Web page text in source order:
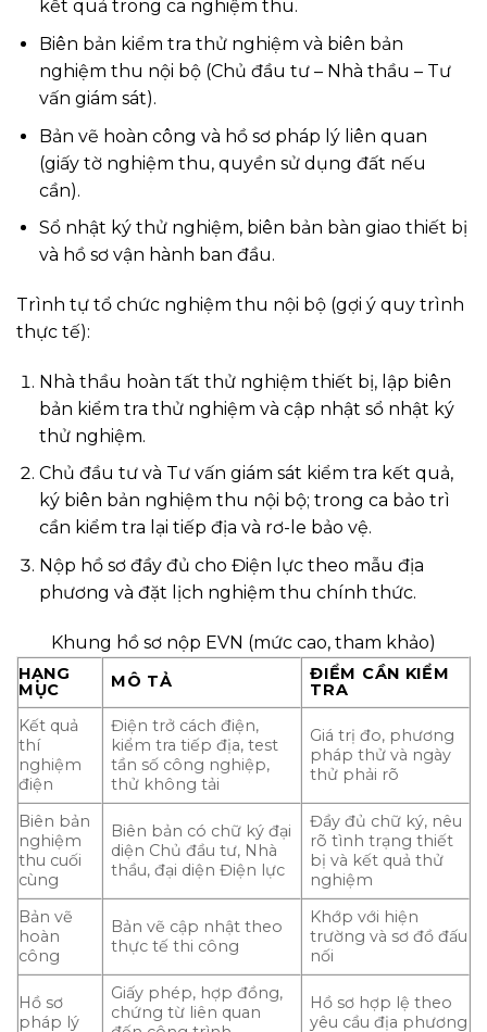
kết quả trong ca nghiệm thu.
Biên bản kiểm tra thử nghiệm và biên bản
nghiệm thu nội bộ (Chủ đầu tư – Nhà thầu – Tư
vấn giám sát).
Bản vẽ hoàn công và hồ sơ pháp lý liên quan
(giấy tờ nghiệm thu, quyền sử dụng đất nếu
cần).
Sổ nhật ký thử nghiệm, biên bản bàn giao thiết bị
và hồ sơ vận hành ban đầu.
Trình tự tổ chức nghiệm thu nội bộ (gợi ý quy trình
thực tế):
Nhà thầu hoàn tất thử nghiệm thiết bị, lập biên
bản kiểm tra thử nghiệm và cập nhật sổ nhật ký
thử nghiệm.
Chủ đầu tư và Tư vấn giám sát kiểm tra kết quả,
ký biên bản nghiệm thu nội bộ; trong ca bảo trì
cần kiểm tra lại tiếp địa và rơ-le bảo vệ.
Nộp hồ sơ đầy đủ cho Điện lực theo mẫu địa
phương và đặt lịch nghiệm thu chính thức.
Khung hồ sơ nộp EVN (mức cao, tham khảo)
HẠNG
MỤC
MÔ TẢ
ĐIỂM CẦN KIỂM
TRA
Kết quả
thí
nghiệm
điện
Điện trở cách điện,
kiểm tra tiếp địa, test
tần số công nghiệp,
thử không tải
Giá trị đo, phương
pháp thử và ngày
thử phải rõ
Biên bản
nghiệm
thu cuối
cùng
Biên bản có chữ ký đại
diện Chủ đầu tư, Nhà
thầu, đại diện Điện lực
Đầy đủ chữ ký, nêu
rõ tình trạng thiết
bị và kết quả thử
nghiệm
Bản vẽ
hoàn
công
Bản vẽ cập nhật theo
thực tế thi công
Khớp với hiện
trường và sơ đồ đấu
nối
Hồ sơ
pháp lý
Giấy phép, hợp đồng,
chứng từ liên quan
Hồ sơ hợp lệ theo
yêu cầu địa phương